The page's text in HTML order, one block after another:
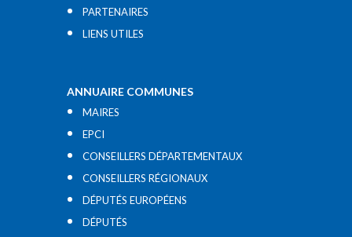
PARTENAIRES
LIENS UTILES​
ANNUAIRE COMMUNES
MAIRES
EPCI
CONSEILLERS DÉPARTEMENTAUX
CONSEILLERS RÉGIONAUX
DÉPUTÉS EUROPÉENS
DÉPUTÉS